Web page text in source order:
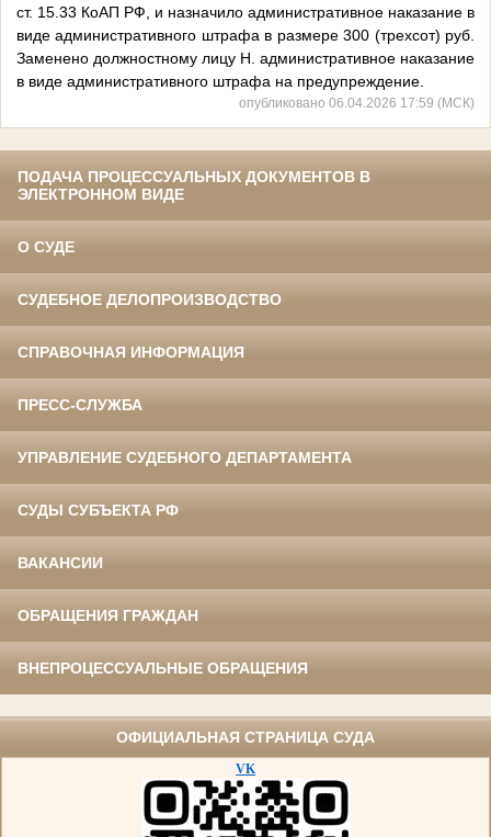
ст. 15.33 КоАП РФ, и назначило административное наказание в
виде административного штрафа в размере 300 (трехсот) руб.
Заменено должностному лицу Н. административное наказание
в виде административного штрафа на предупреждение.
опубликовано 06.04.2026 17:59 (МСК)
ПОДАЧА ПРОЦЕССУАЛЬНЫХ ДОКУМЕНТОВ В
ЭЛЕКТРОННОМ ВИДЕ
О СУДЕ
СУДЕБНОЕ ДЕЛОПРОИЗВОДСТВО
СПРАВОЧНАЯ ИНФОРМАЦИЯ
ПРЕСС-СЛУЖБА
УПРАВЛЕНИЕ СУДЕБНОГО ДЕПАРТАМЕНТА
СУДЫ СУБЪЕКТА РФ
ВАКАНСИИ
ОБРАЩЕНИЯ ГРАЖДАН
ВНЕПРОЦЕССУАЛЬНЫЕ ОБРАЩЕНИЯ
ОФИЦИАЛЬНАЯ СТРАНИЦА СУДА
VK